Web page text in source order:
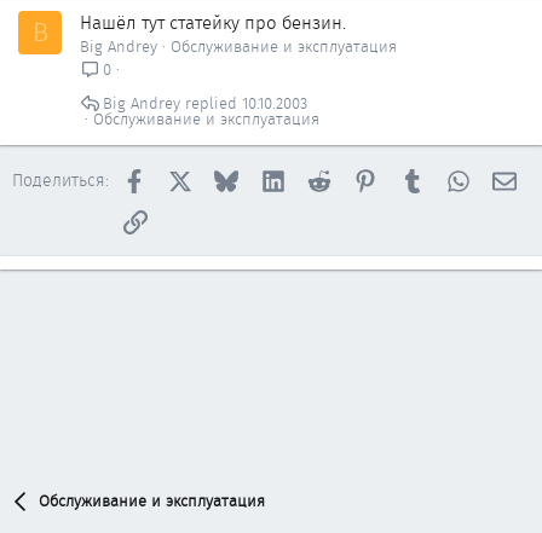
B Нашёл тут статейку про бензин.
Big Andrey
Обслуживание и эксплуатация
0
Обслуживание и эксплуатация
10.10.2003
Big Andrey
Поделиться: Facebook BlueskyLinkedInReddit PinterestTumblr
Ссылка
Обслуживание и эксплуатация